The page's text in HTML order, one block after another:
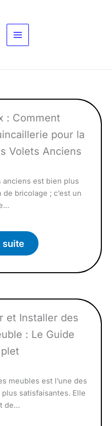
: Comment
pour la
Volets Anciens
anciens est bien plus
bricolage ; c’est un
suite
et Installer des
: Le Guide
meubles est l’une des
satisfaisantes. Elle
de…